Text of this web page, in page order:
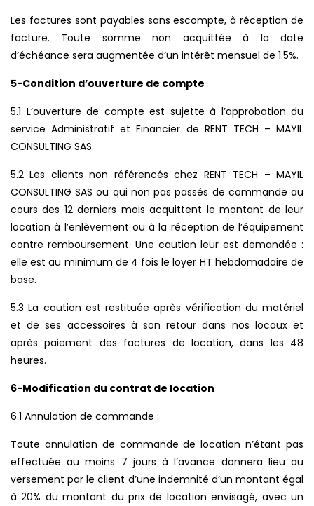
Les factures sont payables sans escompte, à réception de
facture. Toute somme non acquittée à la date
d’échéance sera augmentée d’un intérêt mensuel de 1.5%.
5-Condition d’ouverture de compte
5.1 L’ouverture de compte est sujette à l’approbation du
service Administratif et Financier de RENT TECH – MAYIL
CONSULTING SAS.
5.2 Les clients non référencés chez RENT TECH – MAYIL
CONSULTING SAS ou qui non pas passés de commande au
cours des 12 derniers mois acquittent le montant de leur
location à l’enlèvement ou à la réception de l’équipement
contre remboursement. Une caution leur est demandée :
elle est au minimum de 4 fois le loyer HT hebdomadaire de
base.
5.3 La caution est restituée après vérification du matériel
et de ses accessoires à son retour dans nos locaux et
après paiement des factures de location, dans les 48
heures.
6-Modification du contrat de location
6.1 Annulation de commande :
Toute annulation de commande de location n’étant pas
effectuée au moins 7 jours à l’avance donnera lieu au
versement par le client d’une indemnité d’un montant égal
à 20% du montant du prix de location envisagé, avec un